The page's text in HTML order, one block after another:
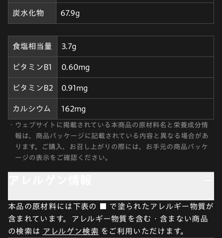
炭水化物 67.9g
食塩相当量 3.7g
ビタミンB1 0.60mg
ビタミンB2 0.91mg
カルシウム 162mg
・ ウェブサイトに掲載されている本商品の原材料名と栄養成分情
報は、商品パッケージに記載されている内容と異なる場合があ
ります。ご購入、お召し上がりの際には、お手元の商品パッケ
ージの表示をご確認ください。
本品の原材料には下表の ■ で塗られたアレルギー物質が
含まれています。アレルギー物質を含む・含まない商品
の検索は アレルゲン検索 をご利用いただけます。